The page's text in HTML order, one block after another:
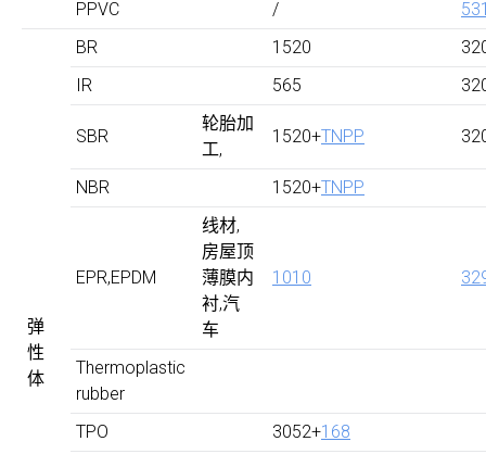
PPVC
/
弹
性
体
BR 1520
IR
565
SBR
轮胎加
工,
1520+TNPP
NBR 1520+TNPP
EPR,EPDM
线材,
房屋顶
薄膜内
衬,汽
车
1010
Thermoplastic
rubber
TPO
3052+168